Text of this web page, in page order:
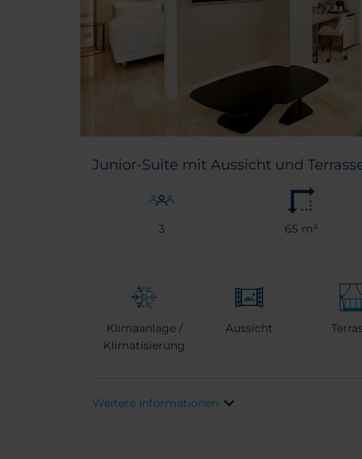
Junior-Suite mit Aussicht und
3 65 m²
Klimaanlage /
Klimatisierung
Aussicht
Weitere Informationen